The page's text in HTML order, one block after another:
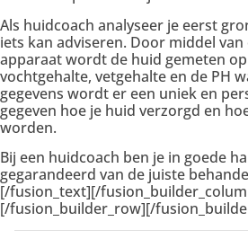
Als huidcoach analyseer je eerst
iets kan adviseren. Door middel
apparaat wordt de huid gemeten
vochtgehalte, vetgehalte en de PH
gegevens wordt er een uniek en
gegeven hoe je huid verzorgd en
worden.
Bij een huidcoach ben je in goede
gegarandeerd van de juiste
[/fusion_text][/
[/fusion_builder_row][/